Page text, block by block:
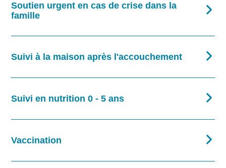
Soutien urgent en cas de crise dans la
famille
Suivi à la maison après l'accouchement
Suivi en nutrition 0 - 5 ans
Vaccination